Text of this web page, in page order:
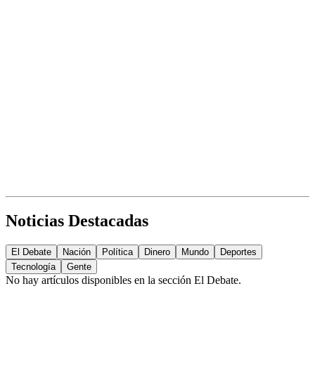
Noticias Destacadas
El Debate Nación Política Dinero Mundo
Deportes
Tecnología
Gente
No hay artículos disponibles en la sección El Debate.